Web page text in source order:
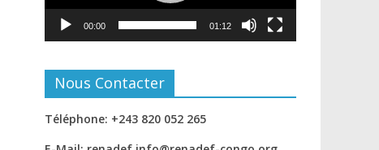
00:00 01:12
Nous Contacter
Téléphone: +243 820 052 265